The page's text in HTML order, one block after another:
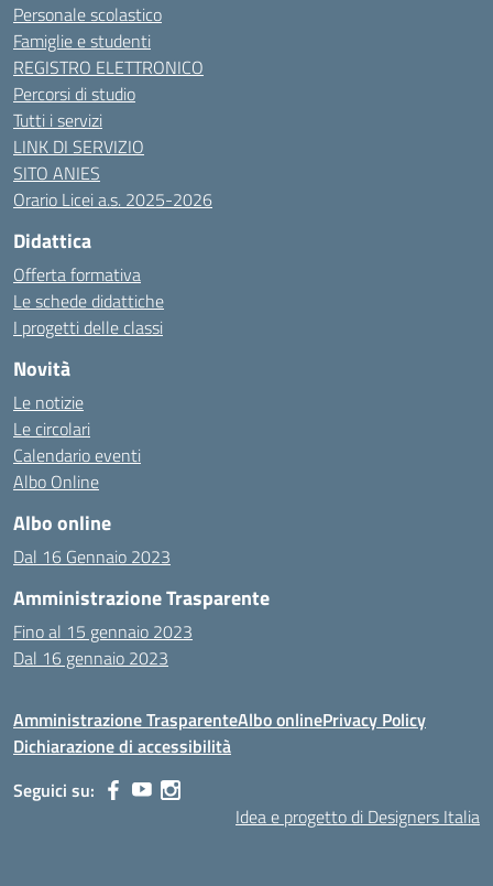
Personale scolastico
Famiglie e studenti
REGISTRO ELETTRONICO
Percorsi di studio
Tutti i servizi
LINK DI SERVIZIO
SITO ANIES
Orario Licei a.s. 2025-2026
Didattica
Offerta formativa
Le schede didattiche
I progetti delle classi
Novità
Le notizie
Le circolari
Calendario eventi
Albo Online
Albo online
Dal 16 Gennaio 2023
Amministrazione Trasparente
Fino al 15 gennaio 2023
Dal 16 gennaio 2023
Amministrazione TrasparenteAlbo onlinePrivacy Policy
Dichiarazione di accessibilità
Seguici su:
Idea e progetto di Designers Italia